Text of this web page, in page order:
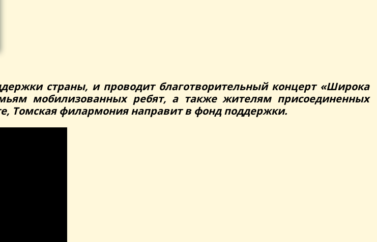
страны, и проводит благотворительный концерт «Широка
мобилизованных ребят, а также жителям присоединенных
Томская филармония направит в фонд поддержки.